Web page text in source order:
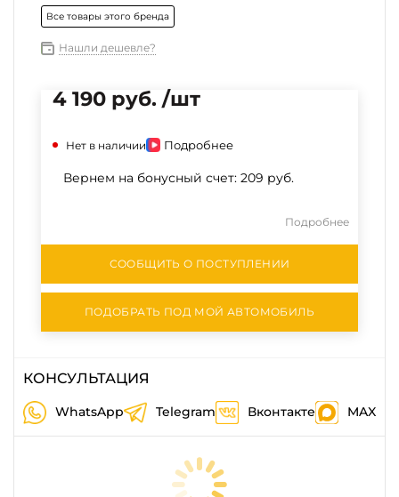
Все товары этого бренда
Нашли дешевле?
4 190 руб. /шт
Нет в наличии Подробнее
Вернем на бонусный счет: 209 руб.
Подробнее
СООБЩИТЬ О ПОСТУПЛЕНИИ
ПОДОБРАТЬ ПОД МОЙ АВТОМОБИЛЬ
КОНСУЛЬТАЦИЯ
WhatsApp Telegram Вконтакте MAX